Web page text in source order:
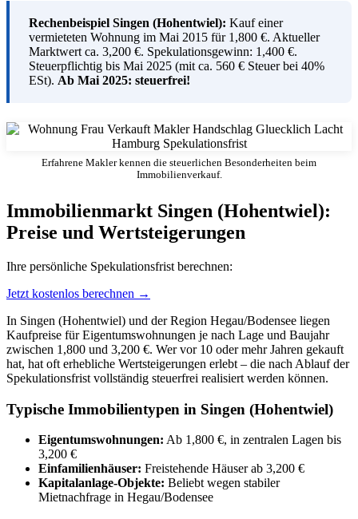
Rechenbeispiel Singen (Hohentwiel): Kauf einer
vermieteten Wohnung im Mai 2015 für 1,800 €. Aktueller
Marktwert ca. 3,200 €. Spekulationsgewinn: 1,400 €.
Steuerpflichtig bis Mai 2025 (mit ca. 560 € Steuer bei 40%
ESt). Ab Mai 2025: steuerfrei!
Erfahrene Makler kennen die steuerlichen Besonderheiten beim
Immobilienverkauf.
Immobilienmarkt Singen (Hohentwiel):
Preise und Wertsteigerungen
Ihre persönliche Spekulationsfrist berechnen:
Jetzt kostenlos berechnen →
In Singen (Hohentwiel) und der Region Hegau/Bodensee liegen
Kaufpreise für Eigentumswohnungen je nach Lage und Baujahr
zwischen 1,800 und 3,200 €. Wer vor 10 oder mehr Jahren gekauft
hat, hat oft erhebliche Wertsteigerungen erlebt – die nach Ablauf der
Spekulationsfrist vollständig steuerfrei realisiert werden können.
Typische Immobilientypen in Singen (Hohentwiel)
Eigentumswohnungen: Ab 1,800 €, in zentralen Lagen bis
3,200 €
Einfamilienhäuser: Freistehende Häuser ab 3,200 €
Kapitalanlage-Objekte: Beliebt wegen stabiler
Mietnachfrage in Hegau/Bodensee